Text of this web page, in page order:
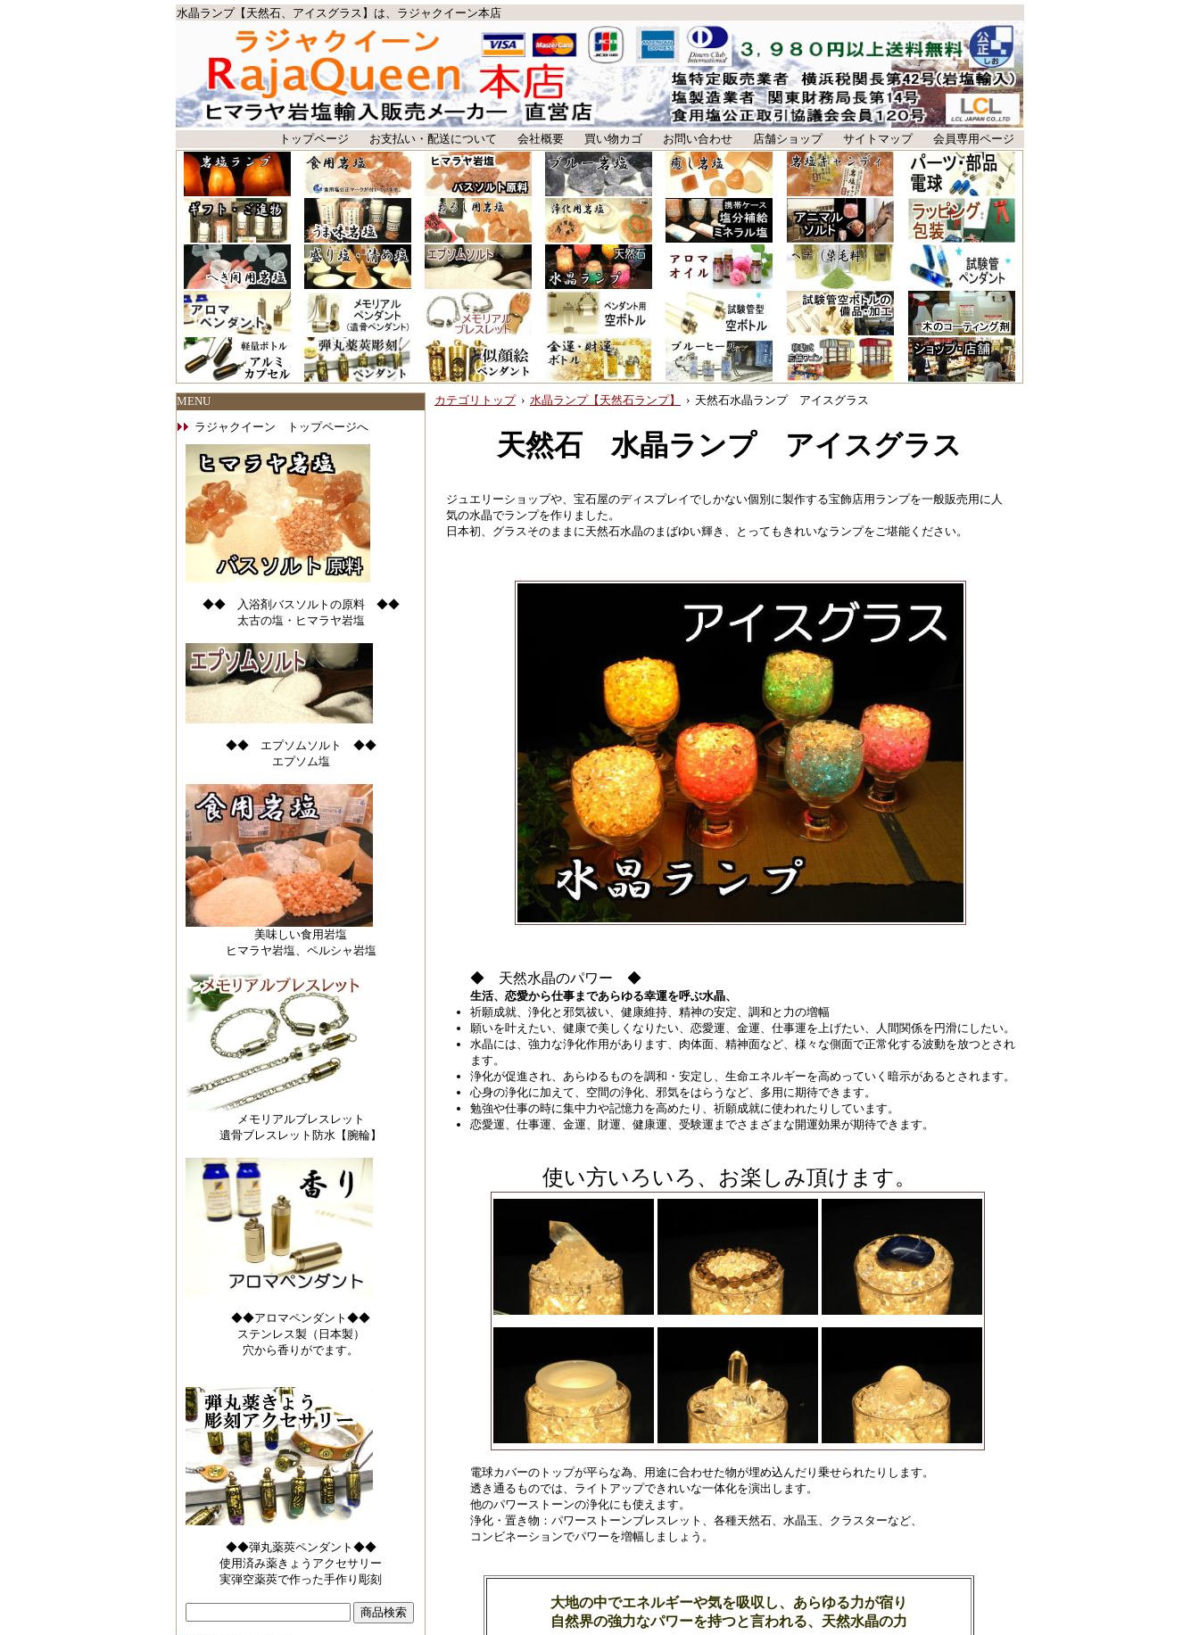
水晶ランプ【天然石、アイスグラス】は、ラジャクイーン本店
トップページ お支払い・配送について 会社概要 買い物カゴ お問い合わせ 店舗ショップ サイトマップ 会員専用ページ
MENU
ラジャクイーン トップページへ
◆◆ 入浴剤バスソルトの原料 ◆◆
太古の塩・ヒマラヤ岩塩
◆◆ エプソムソルト ◆◆
エプソム塩
美味しい食用岩塩
ヒマラヤ岩塩、ペルシャ岩塩
メモリアルブレスレット
遺骨ブレスレット防水【腕輪】
◆◆アロマペンダント◆◆
ステンレス製（日本製）
穴から香りがでます。
◆◆弾丸薬莢ペンダント◆◆
使用済み薬きょうアクセサリー
実弾空薬莢で作った手作り彫刻
カテゴリトップ› 水晶ランプ【天然石ランプ】 › 天然石水晶ランプ アイスグラス
天然石 水晶ランプ アイスグラス
ジュエリーショップや、宝石屋のディスプレイでしかない個別に製作する宝飾店用ランプを一般販売用に人
気の水晶でランプを作りました。
日本初、グラスそのままに天然石水晶のまばゆい輝き、とってもきれいなランプをご堪能ください。
◆ 天然水晶のパワー ◆
生活、恋愛から仕事まであらゆる幸運を呼ぶ水晶、
祈願成就、浄化と邪気祓い、健康維持、精神の安定、調和と力の増幅
願いを叶えたい、健康で美しくなりたい、恋愛運、金運、仕事運を上げたい、人間関係を円滑にしたい。
水晶には、強力な浄化作用があります、肉体面、精神面など、様々な側面で正常化する波動を放つとされ
ます。
浄化が促進され、あらゆるものを調和・安定し、生命エネルギーを高めっていく暗示があるとされます。
心身の浄化に加えて、空間の浄化、邪気をはらうなど、多用に期待できます。
勉強や仕事の時に集中力や記憶力を高めたり、祈願成就に使われたりしています。
恋愛運、仕事運、金運、財運、健康運、受験運までさまざまな開運効果が期待できます。
使い方いろいろ、お楽しみ頂けます。
電球カバーのトップが平らな為、用途に合わせた物が埋め込んだり乗せられたりします。
透き通るものでは、ライトアップできれいな一体化を演出します。
他のパワーストーンの浄化にも使えます。
浄化・置き物：パワーストーンブレスレット、各種天然石、水晶玉、クラスターなど、
コンビネーションでパワーを増幅しましょう。
大地の中でエネルギーや気を吸収し、あらゆる力が宿り
自然界の強力なパワーを持つと言われる、天然水晶の力